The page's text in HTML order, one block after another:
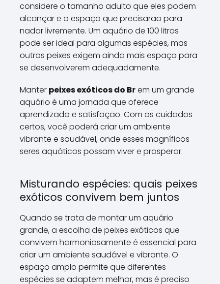
considere o tamanho adulto que eles podem
alcançar e o espaço que precisarão para
nadar livremente. Um aquário de 100 litros
pode ser ideal para algumas espécies, mas
outros peixes exigem ainda mais espaço para
se desenvolverem adequadamente.
Manter peixes exóticos do Brem um grande
aquário é uma jornada que oferece
aprendizado e satisfação. Com os cuidados
certos, você poderá criar um ambiente
vibrante e saudável, onde esses magníficos
seres aquáticos possam viver e prosperar.
Misturando espécies: quais peixes
exóticos convivem bem juntos
Quando se trata de montar um aquário
grande, a escolha de peixes exóticos que
convivem harmoniosamente é essencial para
criar um ambiente saudável e vibrante. O
espaço amplo permite que diferentes
espécies se adaptem melhor, mas é preciso